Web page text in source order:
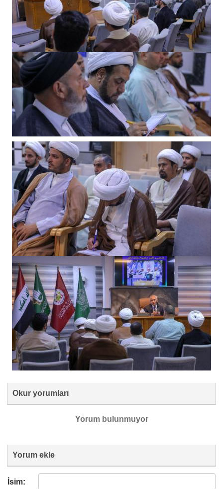
Okur yorumları
Yorum bulunmuyor
Yorum ekle
İsim: